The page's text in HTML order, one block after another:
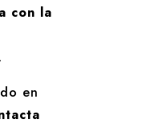
con la
.
en